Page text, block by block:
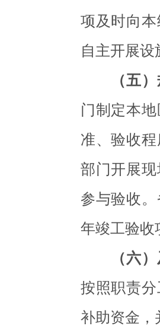
项及时向
自主开展
（五
门制定本
准、验收
部门开展
参与验收
年竣工验收
（六
按照职责
补助资金，